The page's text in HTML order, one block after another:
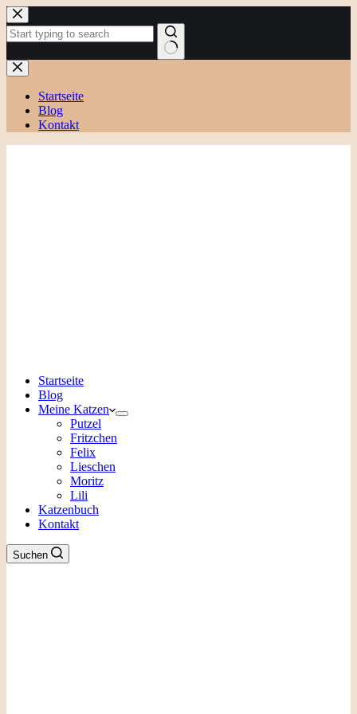
Zum
Inhalt
springen
Keine
Ergebnisse
Startseite
Blog
Kontakt
Startseite
Blog
Meine Katzen
Putzel
Fritzchen
Felix
Lieschen
Moritz
Lili
Katzenbuch
Kontakt
Suchen